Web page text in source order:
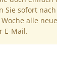
Sie sofort
alle
E-Mail.